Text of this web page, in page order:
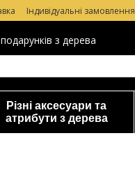
Індивідуальні замовлення
про магазин
з дерева
Різні аксесуари та
атрибути з дерева